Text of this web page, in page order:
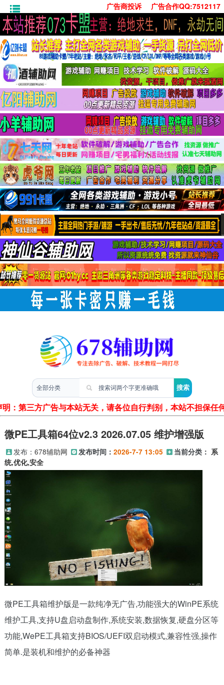
广告商投诉 广告合作QQ:7512117
首页
技术学习
安卓绿化
单机游戏
社交娱乐
系统工具
活动线报
常用办公
源码收集
值得一看
两性情感
：第三方广告与本站无关，请各位自行判别，本站不担保任
微PE工具箱64位v2.3 2026.07.05 维护增强版
发布： 678辅助网 发布时间： 2026-7-7 13:05 当前分类： 系
统,优化,安全
微PE工具箱维护版是一款纯净无广告,功能强大的WinPE系统
维护工具,支持U盘启动盘制作,系统安装,数据恢复,硬盘分区等
功能,WePE工具箱支持BIOS/UEFI双启动模式,兼容性强,操作
简单.是装机和维护的必备神器